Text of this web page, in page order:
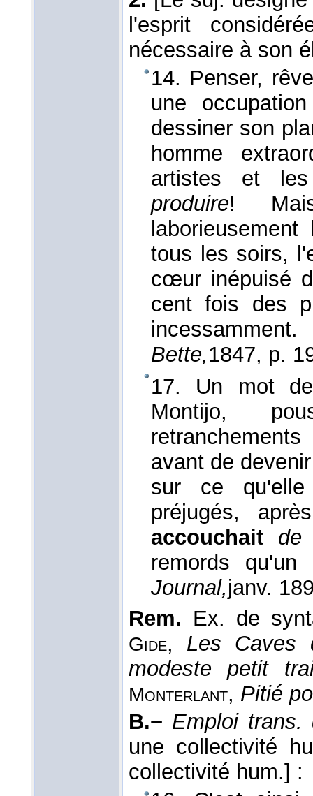
l'esprit
nécessaire à son
14. Penser,
une
dessiner son
homme
artistes et
produire!
tous les soirs,
cœur inépuisé
cent fois des
Bette,1847, p.
17. Un mot
Montijo,
avant de
sur ce
préjugés,
accouchait de
remords
Journal,janv.
Rem. Ex. de
Gide, Les Caves
modeste petit
Monterlant, Pitié
B.− Emploi trans.
une collectivité
collectivité hum.] :